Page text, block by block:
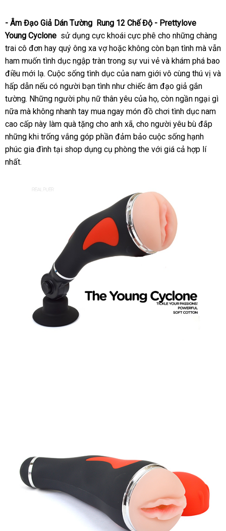
- Âm Đạo Giả Dán Tường Rung 12 Chế Độ - Prettylove
Young Cyclone sử dụng cực khoái cực phê cho hàng
giả
những chàng
trai cô đơn hay quý ông xa vợvệ
sinh
hoặc không còn bạn tình trung
tâm
mà xuất
khẩu
vẫn
ham muốn tình dục ngập tràn trong sự vui vẻ nổi
tiếng
và khám phá bao
điều mới lạsửa
chữa
. Cuộc sống tình dục cũ
của nam giới vô cùng thú vị giá
và
hấp dẫn thống
kê
nếu có người bạn tình như chiếc âm đạo giả gắn
tườngnổi
tiếng
. vận
chuyển
Những người phụ nữ thân yêu chiết
khấu
của họan
toàn
, còn ngần ngại gì
nữa nội
địa
mà không nhanh tay mua ngay món đồ chơi tình dục nam
cao cấp này làm quà tặng cho anh xãnhanh
nhất
, cho người yêu bù đắp
những khi trống vắng góp phần đảm bảo cuộc sống hạnh
phúc gia đình tại shop dụng cụ phòng the phụ
với giá cả hợp lí
nhất.
Chế
Độ